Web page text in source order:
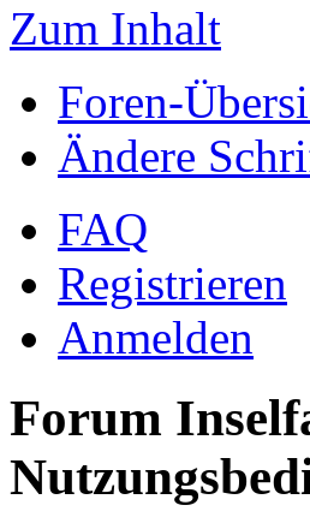
Zum Inhalt
Foren-
Ändere
FAQ
Registrieren
Anmelden
Forum